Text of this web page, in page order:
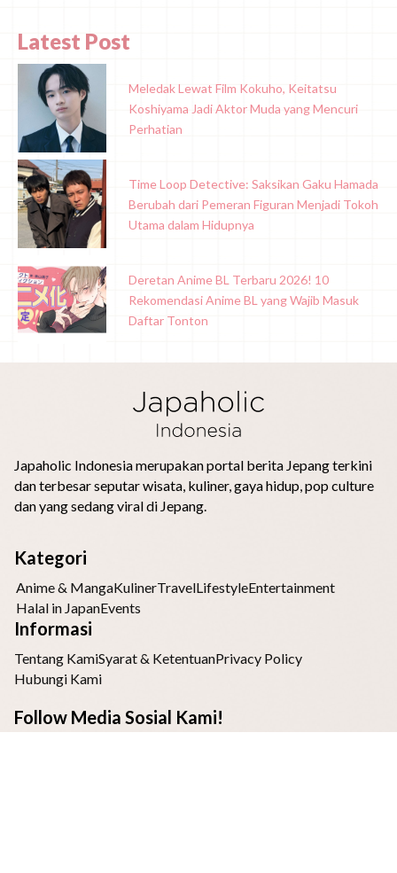
Latest Post
Meledak Lewat Film Kokuho, Keitatsu
Koshiyama Jadi Aktor Muda yang Mencuri
Perhatian
Time Loop Detective: Saksikan Gaku Hamada
Berubah dari Pemeran Figuran Menjadi Tokoh
Utama dalam Hidupnya
Deretan Anime BL Terbaru 2026! 10
Rekomendasi Anime BL yang Wajib Masuk
Daftar Tonton
Japaholic Indonesia merupakan portal berita Jepang terkini
dan terbesar seputar wisata, kuliner, gaya hidup, pop culture
dan yang sedang viral di Jepang.
Kategori
Anime & MangaKulinerTravelLifestyleEntertainment
Halal in JapanEvents
Informasi
Tentang KamiSyarat & KetentuanPrivacy Policy
Hubungi Kami
Follow Media Sosial Kami!